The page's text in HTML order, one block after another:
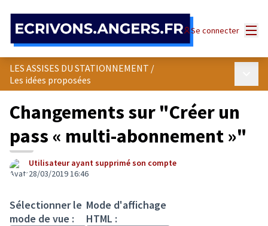
Se connecter
LES ASSISES DU STATIONNEMENT /
Les idées proposées
Changements sur "Créer un
pass « multi-abonnement »"
Utilisateur ayant supprimé son compte
28/03/2019 16:46
Sélectionner le
mode de vue :
Mode d'affichage
HTML :